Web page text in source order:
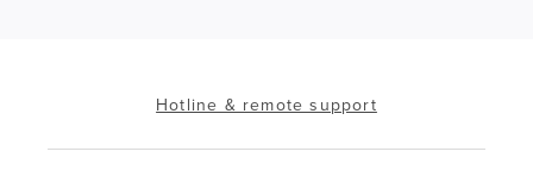
Hotline & remote support